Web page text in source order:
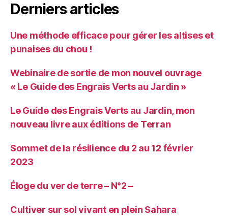
Derniers articles
Une méthode efficace pour gérer les altises et
punaises du chou !
Webinaire de sortie de mon nouvel ouvrage
« Le Guide des Engrais Verts au Jardin »
Le Guide des Engrais Verts au Jardin, mon
nouveau livre aux éditions de Terran
Sommet de la résilience du 2 au 12 février
2023
Éloge du ver de terre – N°2 –
Cultiver sur sol vivant en plein Sahara